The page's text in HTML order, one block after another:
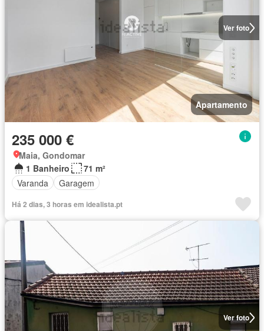
Ver foto
Apartamento
235 000 €
Maia, Gondomar
1 Banheiro
71 m²
Varanda
Garagem
Há 2 dias, 3 horas em idealista.pt
Ver foto